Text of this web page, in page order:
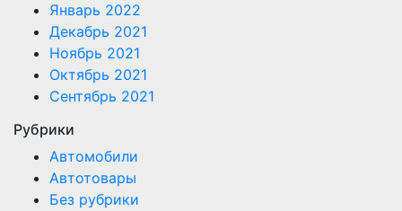
Январь 2022
Декабрь 2021
Ноябрь 2021
Октябрь 2021
Сентябрь 2021
Рубрики
Автомобили
Автотовары
Без рубрики